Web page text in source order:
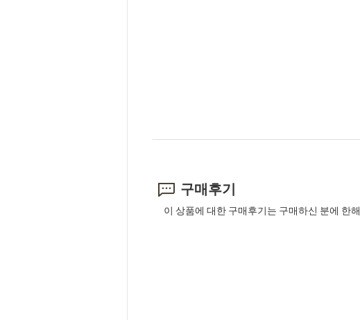
구매후기
이 상품에 대한 구매후기는 구매하신 분에 한해